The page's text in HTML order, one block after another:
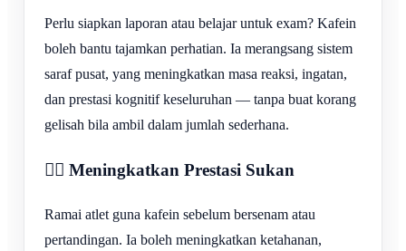
Perlu siapkan laporan atau belajar untuk exam? Kafein
boleh bantu tajamkan perhatian. Ia merangsang sistem
saraf pusat, yang meningkatkan masa reaksi, ingatan,
dan prestasi kognitif keseluruhan — tanpa buat korang
gelisah bila ambil dalam jumlah sederhana.
🏃‍♂️ Meningkatkan Prestasi Sukan
Ramai atlet guna kafein sebelum bersenam atau
pertandingan. Ia boleh meningkatkan ketahanan,